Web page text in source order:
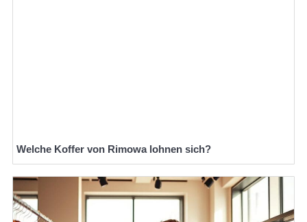
Welche Koffer von Rimowa lohnen sich?